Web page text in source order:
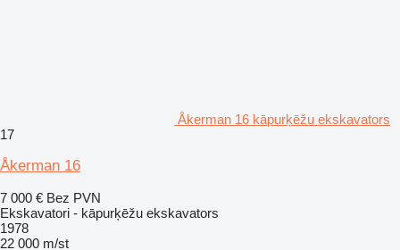
Åkerman 16 kāpurķēžu ekskavators
17
Åkerman 16
7 000 € Bez PVN
Ekskavatori - kāpurķēžu ekskavators
1978
22 000 m/st